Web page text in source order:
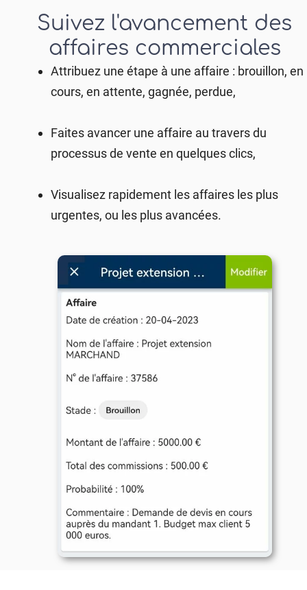
Suivez l'avancement des
affaires commerciales​
Attribuez une étape à une affaire : brouillon, en
cours, en attente, gagnée, perdue,
Faites avancer une affaire au travers du
processus de vente en quelques clics,
Visualisez rapidement les affaires les plus
urgentes, ou les plus avancées.